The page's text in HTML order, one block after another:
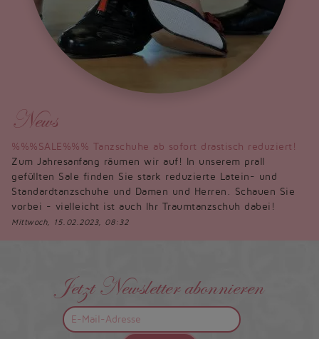
News
%%%SALE%%% Tanzschuhe ab sofort drastisch reduziert!
Zum Jahresanfang räumen wir auf! In unserem prall
gefüllten Sale finden Sie stark reduzierte Latein- und
Standardtanzschuhe und Damen und Herren. Schauen Sie
vorbei - vielleicht ist auch Ihr Traumtanzschuh dabei!
Mittwoch, 15.02.2023, 08:32
Jetzt Newsletter abonnieren